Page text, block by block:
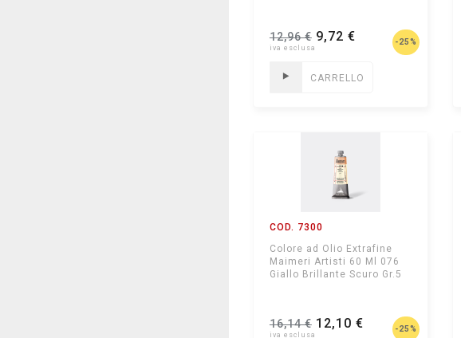
12,96 €9,72 € -25%
CARRELLO
COD. 7300
Colore ad Olio Extrafine
Maimeri Artisti 60 Ml 076
Giallo Brillante Scuro Gr.5
16,14 €12,10 € -25%